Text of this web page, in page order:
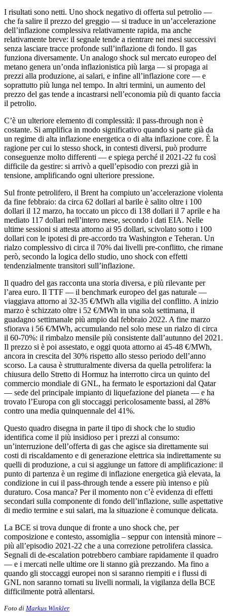
I risultati sono netti. Uno shock negativo di offerta sul petrolio —
che fa salire il prezzo del greggio — si traduce in un’accelerazione
dell’inflazione complessiva relativamente rapida, ma anche
relativamente breve: il segnale tende a rientrare nei mesi successivi
senza lasciare tracce profonde sull’inflazione di fondo. Il gas
funziona diversamente. Un analogo shock sul mercato europeo del
metano genera un’onda inflazionistica più larga — si propaga ai
prezzi alla produzione, ai salari, e infine all’inflazione core — e
soprattutto più lunga nel tempo. In altri termini, un aumento del
prezzo del gas tende a incastrarsi nell’economia più di quanto faccia
il petrolio.
C’è un ulteriore elemento di complessità: il pass-through non è
costante. Si amplifica in modo significativo quando si parte già da
un regime di alta inflazione energetica o di alta inflazione core. È la
ragione per cui lo stesso shock, in contesti diversi, può produrre
conseguenze molto differenti — e spiega perché il 2021-22 fu così
difficile da gestire: si arrivò a quell’episodio con prezzi già in
tensione, amplificando ogni ulteriore pressione.
Sul fronte petrolifero, il Brent ha compiuto un’accelerazione violenta
da fine febbraio: da circa 62 dollari al barile è salito oltre i 100
dollari il 12 marzo, ha toccato un picco di 138 dollari il 7 aprile e ha
mediato 117 dollari nell’intero mese, secondo i dati EIA. Nelle
ultime sessioni si attesta attorno ai 95 dollari, scivolato sotto i 100
dollari con le ipotesi di pre-accordo tra Washington e Teheran. Un
rialzo complessivo di circa il 70% dai livelli pre-conflitto, che rimane
però, secondo la logica dello studio, uno shock con effetti
tendenzialmente transitori sull’inflazione.
Il quadro del gas racconta una storia diversa, e più rilevante per
l’area euro. Il TTF — il benchmark europeo del gas naturale —
viaggiava attorno ai 32-35 €/MWh alla vigilia del conflitto. A inizio
marzo è schizzato oltre i 52 €/MWh in una sola settimana, il
guadagno settimanale più ampio dal febbraio 2022. A fine marzo
sfiorava i 56 €/MWh, accumulando nel solo mese un rialzo di circa
il 60-70%: il rimbalzo mensile più consistente dall’autunno del 2021.
Il prezzo si è poi assestato, e oggi quota attorno ai 45-48 €/MWh,
ancora in crescita del 30% rispetto allo stesso periodo dell’anno
scorso. La causa è strutturalmente diversa da quella petrolifera: la
chiusura dello Stretto di Hormuz ha interrotto circa un quinto del
commercio mondiale di GNL, ha fermato le esportazioni dal Qatar
— sede del principale impianto di liquefazione del pianeta — e ha
trovato l’Europa con gli stoccaggi pericolosamente bassi, al 28%
contro una media quinquennale del 41%.
Questo quadro disegna in parte il tipo di shock che lo studio
identifica come il più insidioso per i prezzi al consumo:
un’interruzione dell’offerta di gas che agisce sia direttamente sui
costi di riscaldamento e di generazione elettrica sia indirettamente su
quelli di produzione, a cui si aggiunge un fattore di amplificazione: il
punto di partenza è un regime di inflazione energetica già elevata, la
condizione in cui il pass-through tende a essere più intenso e più
duraturo. Cosa manca? Per il momento non c’è evidenza di effetti
secondari sulla componente di fondo dell’inflazione, sulle aspettative
di medio termine e sui salari, ma la situazione è comunque delicata.
La BCE si trova dunque di fronte a uno shock che, per
composizione e contesto, assomiglia – seppur con intensità minore –
più all’episodio 2021-22 che a una correzione petrolifera classica.
Segnali di de-escalation potrebbero cambiare rapidamente il quadro
— e i mercati nelle ultime ore li stanno già prezzando. Ma fino a
quando gli stoccaggi europei non si saranno riempiti e i flussi di
GNL non saranno tornati su livelli normali, la vigilanza della BCE
difficilmente potrà allentarsi.
Foto di Markus Winkler